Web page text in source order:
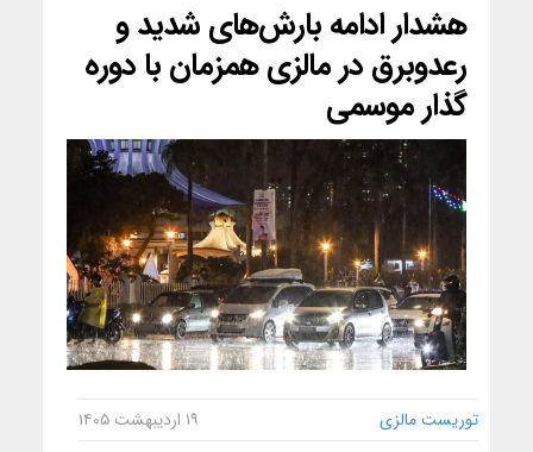
هشدار ادامه بارش‌های شدید و
رعدوبرق در مالزی همزمان با دوره
گذار موسمی
توریست مالزی ۱۹ اردیبهشت ۱۴۰۵